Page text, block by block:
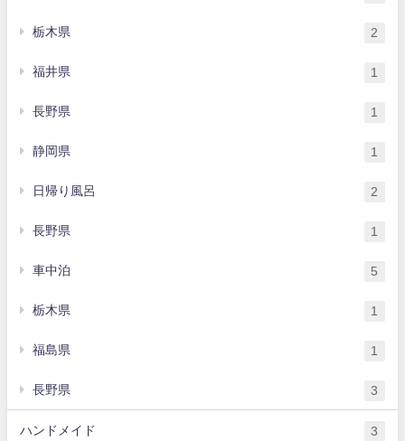
栃木県 2
福井県 1
長野県 1
静岡県 1
日帰り風呂 2
長野県 1
車中泊 5
栃木県 1
福島県 1
長野県 3
ハンドメイド 3